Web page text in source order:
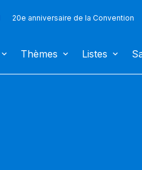
20e anniversaire de la Convention
Thèmes Listes